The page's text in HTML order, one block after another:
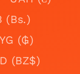
(Bs.)
(₲)
(BZ$)